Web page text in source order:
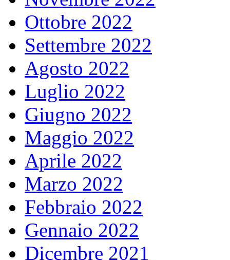
Ottobre 2022
Settembre 2022
Agosto 2022
Luglio 2022
Giugno 2022
Maggio 2022
Aprile 2022
Marzo 2022
Febbraio 2022
Gennaio 2022
Dicembre 2021